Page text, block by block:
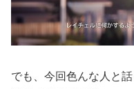
でも、今回色んな人と